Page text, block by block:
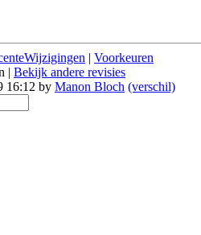
| Voorkeuren
| Bekijk andere revisies
16:12 by Manon Bloch (verschil)